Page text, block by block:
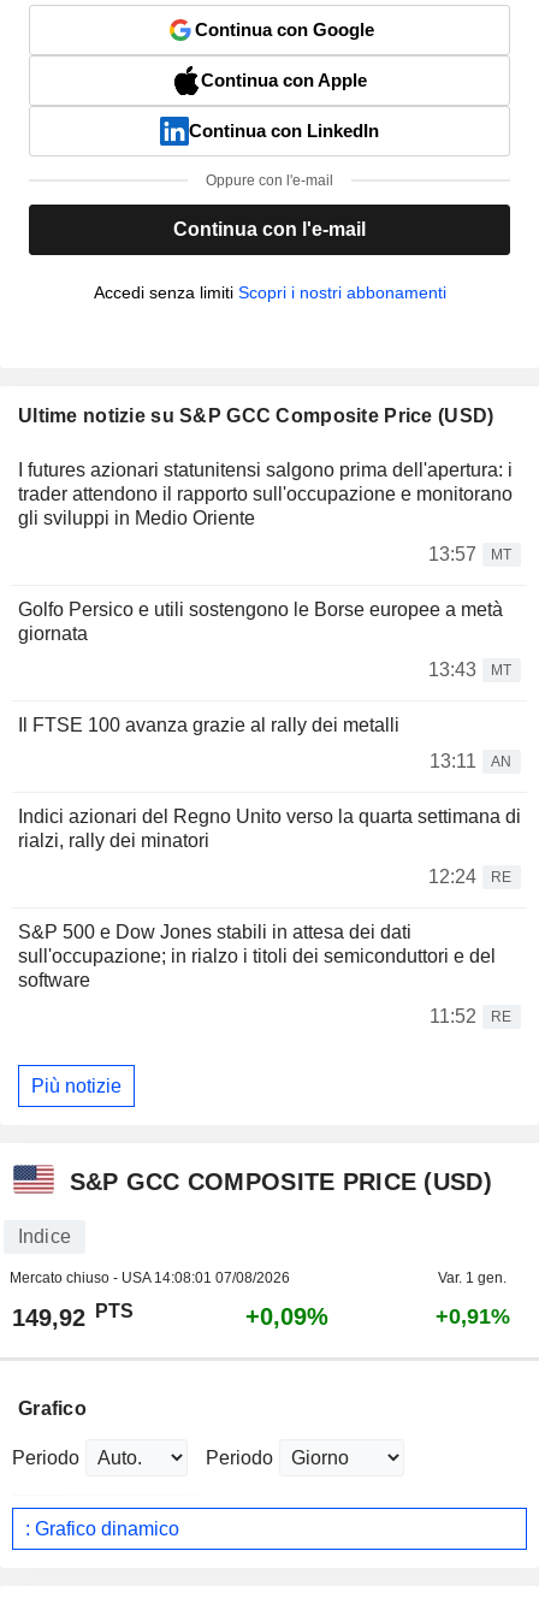
Continua con Google
Continua con Apple
Continua con LinkedIn
Oppure con l'e-mail
Continua con l'e-mail
Accedi senza limiti Scopri i nostri abbonamenti
Ultime notizie su S&P GCC Composite Price (USD)
I futures azionari statunitensi salgono prima dell'apertura: i
trader attendono il rapporto sull'occupazione e monitorano
gli sviluppi in Medio Oriente
13:57
MT
Golfo Persico e utili sostengono le Borse europee a metà
giornata
13:43
MT
Il FTSE 100 avanza grazie al rally dei metalli
13:11
AN
Indici azionari del Regno Unito verso la quarta settimana di
rialzi, rally dei minatori
12:24
RE
S&P 500 e Dow Jones stabili in attesa dei dati
sull'occupazione; in rialzo i titoli dei semiconduttori e del
software
11:52
RE
Più notizie
S&P GCC COMPOSITE PRICE (USD)
Indice
Mercato chiuso - USA 14:08:01 07/08/2026 Var. 1 gen.
149,92 PTS +0,09% +0,91%
Grafico
Periodo Periodo
: Grafico dinamico